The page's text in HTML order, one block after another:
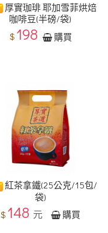
厚實珈琲 耶加雪菲烘焙
咖啡豆(半磅/袋)
$ 198 購買
紅茶拿鐵(25公克/15包/
袋)
$ 148 元 購買